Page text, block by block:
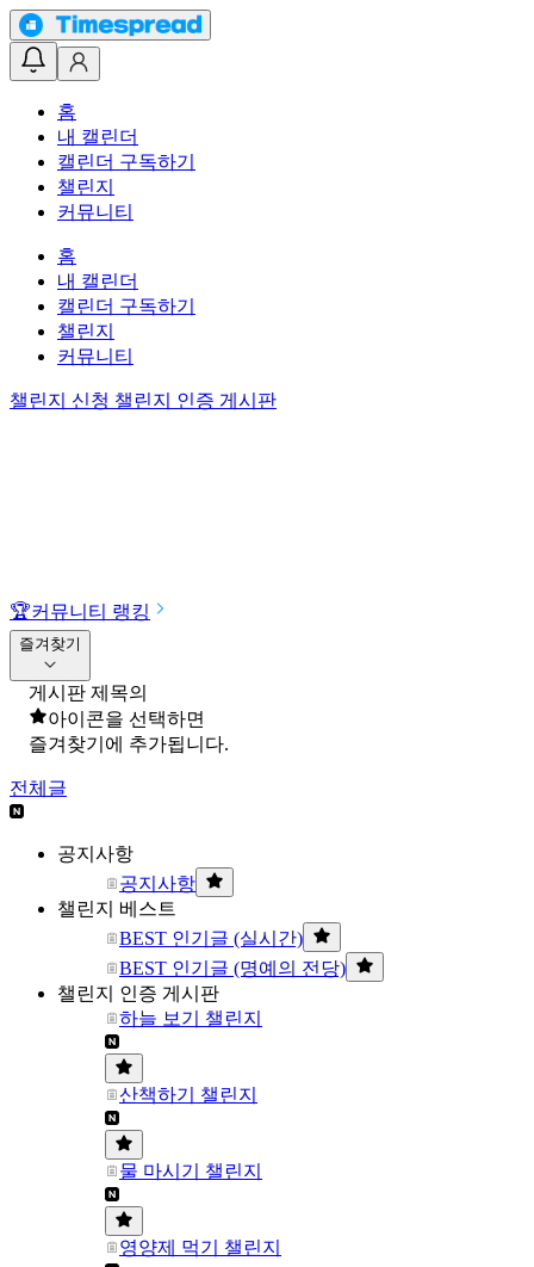
홈
내 캘린더
캘린더 구독하기
챌린지
커뮤니티
홈
내 캘린더
캘린더 구독하기
챌린지
커뮤니티
챌린지 신청 챌린지 인증 게시판
🏆커뮤니티 랭킹
즐겨찾기
게시판 제목의
아이콘을 선택하면
즐겨찾기에 추가됩니다.
전체글
공지사항
공지사항
챌린지 베스트
BEST 인기글 (실시간)
BEST 인기글 (명예의 전당)
챌린지 인증 게시판
하늘 보기 챌린지
산책하기 챌린지
물 마시기 챌린지
영양제 먹기 챌린지